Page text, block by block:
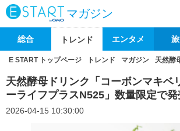
マガジン
総合 トレンド エンタメ
E START トップページ トレンド マガジン 天然酵
天然酵母ドリンク「コーボンマキベ
ーライフプラスN525」数量限定で発
2026-04-15 10:30:00